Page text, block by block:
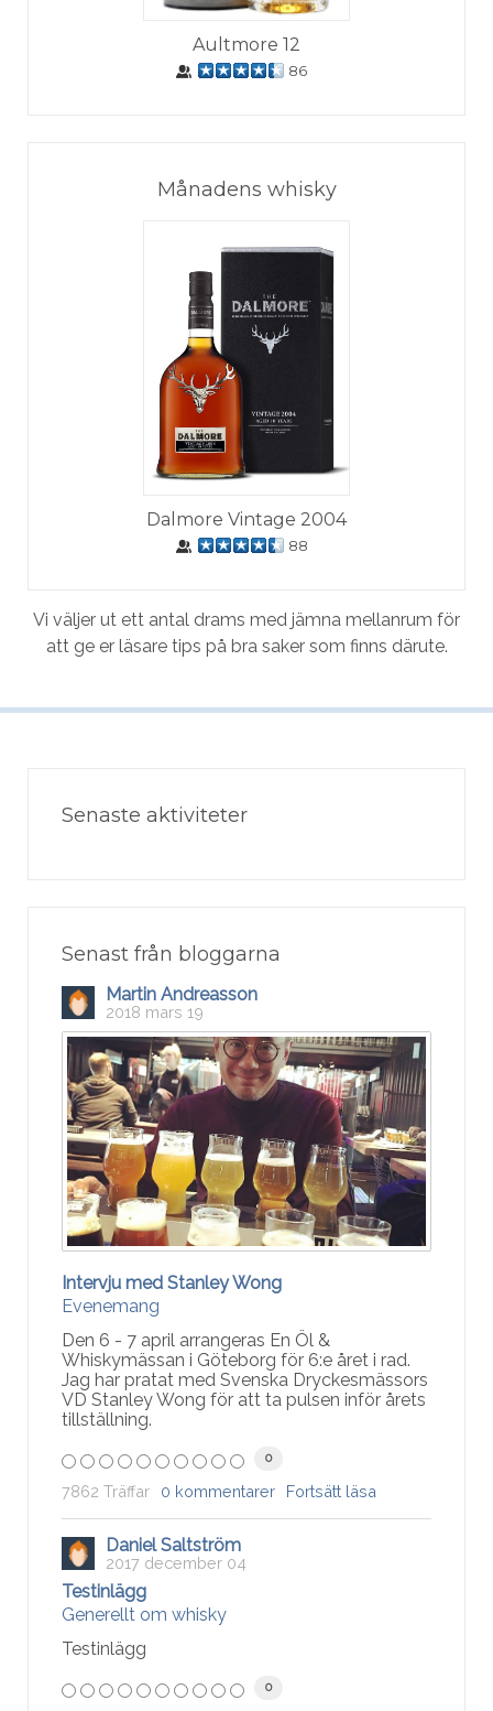
Aultmore 12
86
Månadens whisky
Dalmore Vintage 2004
88
Vi väljer ut ett antal drams med jämna mellanrum för
att ge er läsare tips på bra saker som finns därute.
Senaste aktiviteter
Senast från bloggarna
Martin Andreasson
2018 mars 19
Intervju med Stanley Wong
Evenemang
Den 6 - 7 april arrangeras En Öl &
Whiskymässan i Göteborg för 6:e året i rad.
Jag har pratat med Svenska Dryckesmässors
VD Stanley Wong för att ta pulsen inför årets
tillställning.
0
7862 Träffar 0 kommentarer Fortsätt läsa
Daniel Saltström
2017 december 04
Testinlägg
Generellt om whisky
Testinlägg
0